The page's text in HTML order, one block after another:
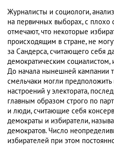
Журналисты и социологи,
на первичных выборах, с
отмечают, что некоторые
происходящим в стране, не
за Сандерса, считающего себя
демократическим социалистом,
До начала нынешней кампании
смельчаки могли предположить
настроений у электората,
главным образом строго по
и люди, считающие себя
демократы и избиратели,
демократов. Число
избирателей при этом